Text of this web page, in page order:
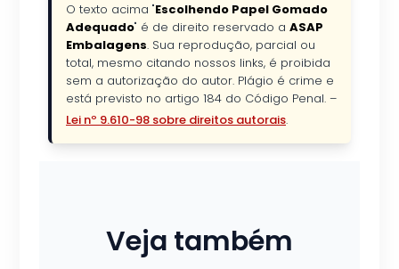
O texto acima "Escolhendo Papel Gomado
Adequado" é de direito reservado a ASAP
Embalagens. Sua reprodução, parcial ou
total, mesmo citando nossos links, é proibida
sem a autorização do autor. Plágio é crime e
está previsto no artigo 184 do Código Penal. –
Lei nº 9.610-98 sobre direitos autorais.
Veja também